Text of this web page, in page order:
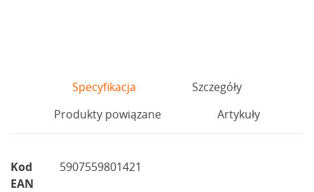
Specyfikacja
Szczegóły
Produkty powiązane
Artykuły
Kod
EAN
5907559801421